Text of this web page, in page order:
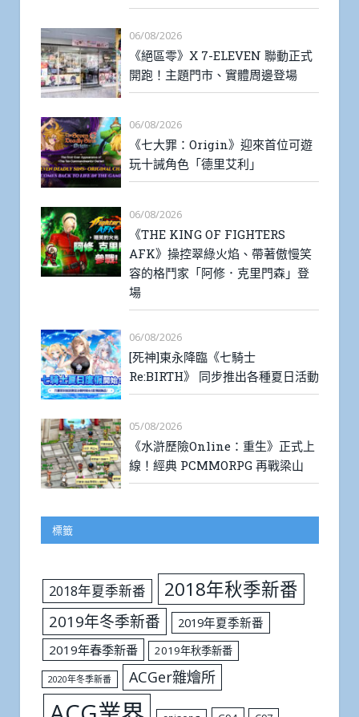
06/08/2026
《絕區零》X 7-ELEVEN 聯動正式
開跑！主題門市、實體周邊登場
06/08/2026
《七大罪：Origin》迎來首位可遊
玩十誡角色「德里艾利」
06/08/2026
《THE KING OF FIGHTERS
AFK》操控翠綠火焰、帶著傲慢笑
容的格鬥家「阿修．克里門森」登
場
06/08/2026
[死神]東永降臨《七騎士
Re:BIRTH》 同步推出各種夏日活動
05/08/2026
《水滸歷險Online：重生》正式上
線！經典 PCMMORPG 再戰梁山
標籤
2018年夏季新番 2018年秋季新番
2019年冬季新番
2019年夏季新番
2019年春季新番
2019年秋季新番
2020年冬季新番 ACGer雜燴所